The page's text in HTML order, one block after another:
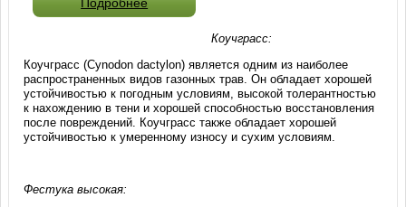
Подробнее
Коучграсс:
Коучграсс (Cynodon dactylon) является одним из наиболее
распространенных видов газонных трав. Он обладает хорошей
устойчивостью к погодным условиям, высокой толерантностью
к нахождению в тени и хорошей способностью восстановления
после повреждений. Коучграсс также обладает хорошей
устойчивостью к умеренному износу и сухим условиям.
Фестука высокая: